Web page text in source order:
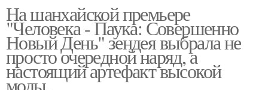
На шанхайской премьере
"Человека - Паука: Совершенно
Новый День" зендея выбрала не
просто очередной наряд, а
настоящий артефакт высокой